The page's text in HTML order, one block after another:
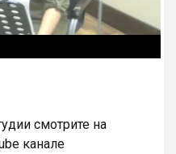
смотрите на
канале